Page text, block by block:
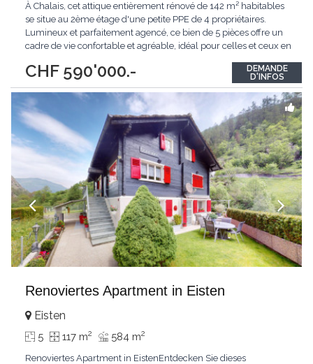
CHF 590'000.-
À Chalais, cet attique entièrement rénové de 142 m² habitables
se situe au 2ème étage d'une petite PPE de 4 propriétaires.
Lumineux et parfaitement agencé, ce bien de 5 pièces offre un
cadre de vie confortable et agréable, idéal pour celles et ceux en
intérieurLe séjour, généreusement éclairé par la lumière
naturelle, est...
DEMANDE
D'INFOS
Renoviertes Apartment in Eisten
Eisten
5 117 m2 584 m2
Renoviertes Apartment in EistenEntdecken Sie dieses